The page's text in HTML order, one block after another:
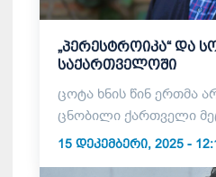
„პერესტროიკა“ და
საქართველოში
ცოტა ხნის წინ ერთმა
ცნობილი ქართველი
15 ᲓᲔᲙᲔᲛᲑᲔᲠᲘ, 2025 -